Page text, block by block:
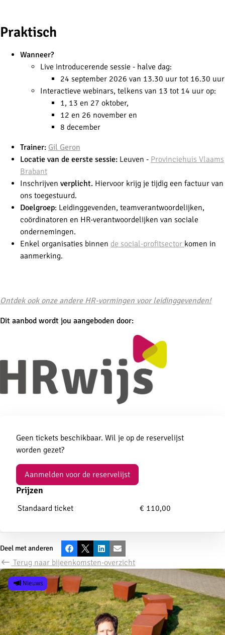
Praktisch
Wanneer?
Live introducerende sessie - halve dag:
24 september 2026 van 13.30 uur tot 16.30 uur
Interactieve webinars, telkens van 13 tot 14 uur op:
1, 13 en 27 oktober,
12 en 26 november en
8 december
Trainer: Gil Geron
Locatie van de eerste sessie: Leuven - Provinciehuis Vlaams
Brabant
Inschrijven verplicht. Hiervoor krijg je tijdig een factuur van
ons toegestuurd.
Doelgroep: Leidinggevenden, teamverantwoordelijken,
coördinatoren en HR-verantwoordelijken van sociale
ondernemingen.
Enkel organisaties binnen de social-profitsector komen in
aanmerking.
Ontdek ook onze andere HR-vormingen voor leidinggevenden!
Dit aanbod wordt jou aangeboden door:
Aanmelden
Geen tickets beschikbaar. Wil je op de reservelijst
worden gezet?
Aanmelden voor de reservelijst
Prijzen
Standaard ticket € 110,00
Deel met anderen Facebook
X LinkedInE-mail
Terug naar bijeenkomsten-overzicht
Nieuws